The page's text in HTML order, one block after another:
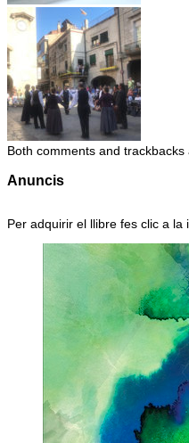
Both comments and trackbacks
Anuncis
Per adquirir el llibre fes clic a la